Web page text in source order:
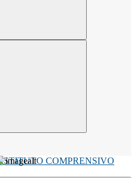
ISTITUTO COMPRENSIVO